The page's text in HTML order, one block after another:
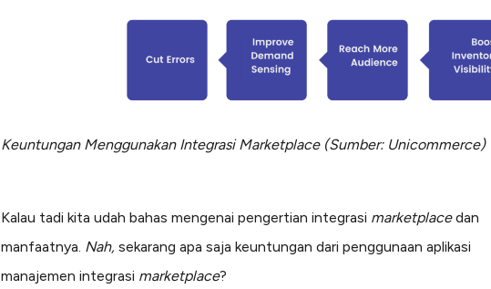
Keuntungan Menggunakan Integrasi Marketplace (Sumber: Unicommerce)
Kalau tadi kita udah bahas mengenai pengertian integrasi marketplacedan
manfaatnya. Nah, sekarang apa saja keuntungan dari penggunaan aplikasi
manajemen integrasi marketplace?